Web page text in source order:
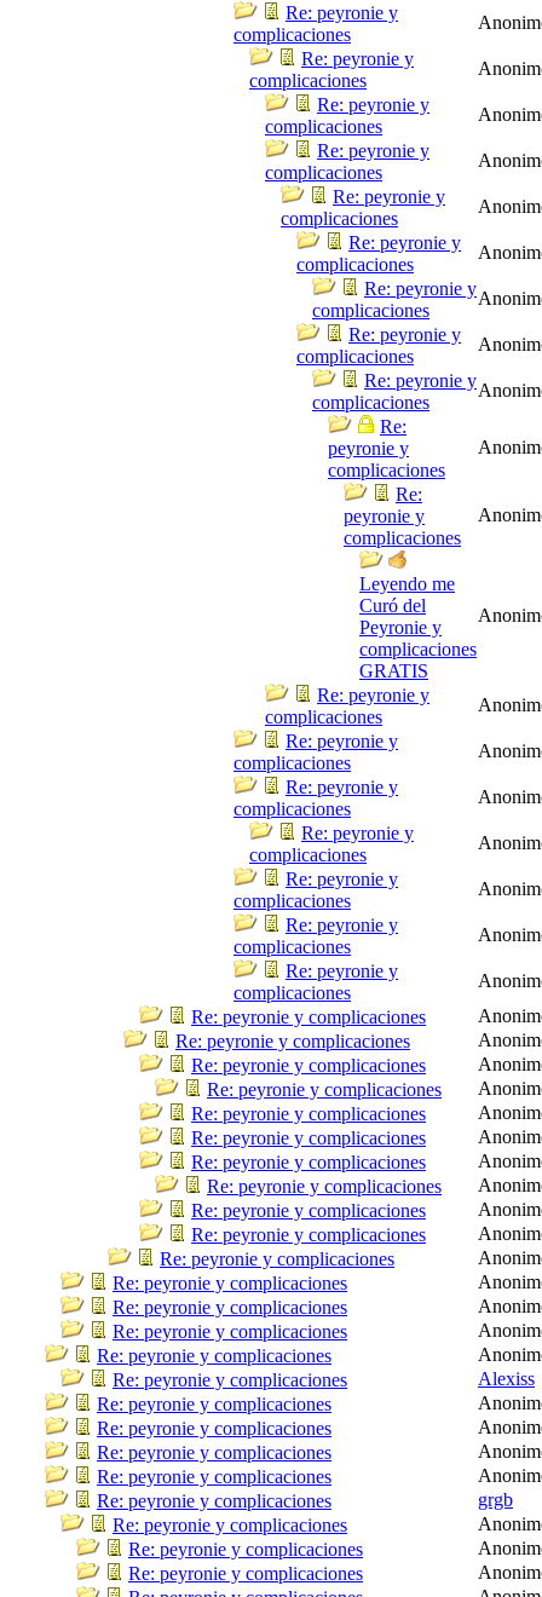
Re: peyronie y
complicaciones
Re: peyronie y
complicaciones
Re: peyronie y
complicaciones
Re: peyronie y
complicaciones
Re: peyronie y
complicaciones
Re: peyronie y
complicaciones
Re: peyronie y
complicaciones
Re: peyronie y
complicaciones
Re: peyronie y
complicaciones
Re:
peyronie y
complicaciones
Re:
peyronie y
complicaciones
Leyendo me
Curó del
Peyronie y
complicaciones
GRATIS
Re: peyronie y
complicaciones
Re: peyronie y
complicaciones
Re: peyronie y
complicaciones
Re: peyronie y
complicaciones
Re: peyronie y
complicaciones
Re: peyronie y
complicaciones
Re: peyronie y
complicaciones
Re: peyronie y complicaciones
Re: peyronie y complicaciones
Re: peyronie y complicaciones
Re: peyronie y complicaciones
Re: peyronie y complicaciones
Re: peyronie y complicaciones
Re: peyronie y complicaciones
Re: peyronie y complicaciones
Re: peyronie y complicaciones
Re: peyronie y complicaciones
Re: peyronie y complicaciones
Re: peyronie y complicaciones
Re: peyronie y complicaciones
Re: peyronie y complicaciones
Re: peyronie y complicaciones
Re: peyronie y complicaciones
Alexiss
Re: peyronie y complicaciones
Re: peyronie y complicaciones
Re: peyronie y complicaciones
Re: peyronie y complicaciones
Re: peyronie y complicaciones
grgb
Re: peyronie y complicaciones
Re: peyronie y complicaciones
Re: peyronie y complicaciones